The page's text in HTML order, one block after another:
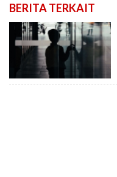
BERITA TERKAIT